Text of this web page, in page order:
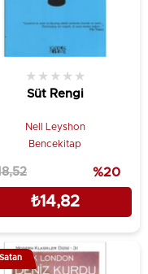
Süt Rengi
★ ★ ★ ★ ★
Nell Leyshon
Bencekitap
₺14,82
%20